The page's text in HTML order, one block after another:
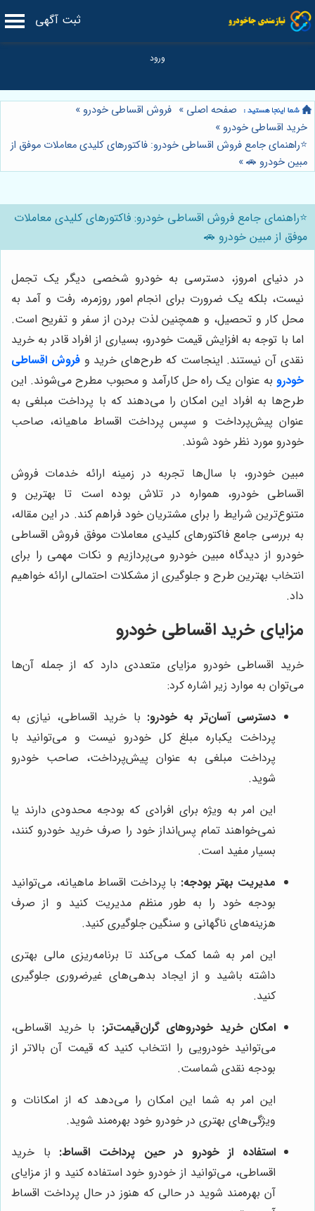
ثبت آگهی
صفحه اصلی » فروش اقساطی خودرو »
خرید اقساطی خودرو »
⭐️راهنمای جامع فروش اقساطی خودرو: فاکتورهای کلیدی معاملات موفق از
مبین خودرو 🚗»
⭐️راهنمای جامع فروش اقساطی خودرو: فاکتورهای کلیدی معاملات
موفق از مبین خودرو 🚗
در دنیای امروز، دسترسی به خودرو شخصی دیگر یک تجمل
نیست، بلکه یک ضرورت برای انجام امور روزمره، رفت و آمد به
محل کار و تحصیل، و همچنین لذت بردن از سفر و تفریح است.
اما با توجه به افزایش قیمت خودرو، بسیاری از افراد قادر به خرید
نقدی آن نیستند. اینجاست که طرح‌های خرید وفروش اقساطی
خودرو به عنوان یک راه حل کارآمد و محبوب مطرح می‌شوند. این
طرح‌ها به افراد این امکان را می‌دهند که با پرداخت مبلغی به
عنوان پیش‌پرداخت و سپس پرداخت اقساط ماهیانه، صاحب
خودرو مورد نظر خود شوند.
مبین خودرو، با سال‌ها تجربه در زمینه ارائه خدمات فروش
اقساطی خودرو، همواره در تلاش بوده است تا بهترین و
متنوع‌ترین شرایط را برای مشتریان خود فراهم کند. در این مقاله،
به بررسی جامع فاکتورهای کلیدی معاملات موفق فروش اقساطی
خودرو از دیدگاه مبین خودرو می‌پردازیم و نکات مهمی را برای
انتخاب بهترین طرح و جلوگیری از مشکلات احتمالی ارائه خواهیم
داد.
مزایای خرید اقساطی خودرو
خرید اقساطی خودرو مزایای متعددی دارد که از جمله آن‌ها
می‌توان به موارد زیر اشاره کرد:
دسترسی آسان‌تر به خودرو: با خرید اقساطی، نیازی به
پرداخت یکباره مبلغ کل خودرو نیست و می‌توانید با
پرداخت مبلغی به عنوان پیش‌پرداخت، صاحب خودرو
شوید.
این امر به ویژه برای افرادی که بودجه محدودی دارند یا
نمی‌خواهند تمام پس‌انداز خود را صرف خرید خودرو کنند،
بسیار مفید است.
مدیریت بهتر بودجه: با پرداخت اقساط ماهیانه، می‌توانید
بودجه خود را به طور منظم مدیریت کنید و از صرف
هزینه‌های ناگهانی و سنگین جلوگیری کنید.
این امر به شما کمک می‌کند تا برنامه‌ریزی مالی بهتری
داشته باشید و از ایجاد بدهی‌های غیرضروری جلوگیری
کنید.
امکان خرید خودروهای گران‌قیمت‌تر: با خرید اقساطی،
می‌توانید خودرویی را انتخاب کنید که قیمت آن بالاتر از
بودجه نقدی شماست.
این امر به شما این امکان را می‌دهد که از امکانات و
ویژگی‌های بهتری در خودرو خود بهره‌مند شوید.
استفاده از خودرو در حین پرداخت اقساط: با خرید
اقساطی، می‌توانید از خودرو خود استفاده کنید و از مزایای
آن بهره‌مند شوید در حالی که هنوز در حال پرداخت اقساط